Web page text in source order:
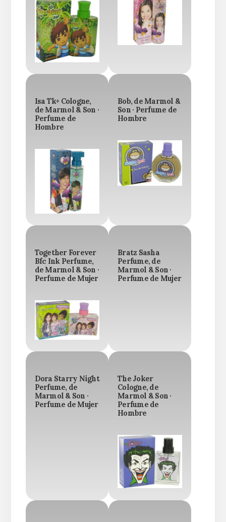
Isa Tk+ Cologne,
de Marmol & Son ·
Perfume de
Hombre
Bob, de Marmol &
Son · Perfume de
Hombre
Together Forever
Bfc Ink Perfume,
de Marmol & Son ·
Perfume de Mujer
Bratz Sasha
Perfume, de
Marmol & Son ·
Perfume de Mujer
Dora Starry Night
Perfume, de
Marmol & Son ·
Perfume de Mujer
The Joker
Cologne, de
Marmol & Son ·
Perfume de
Hombre